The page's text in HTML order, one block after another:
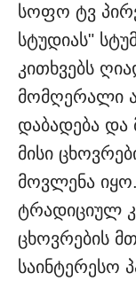
სოფო ტვ
სტუდიას"
კითხვებს
მომღერალი
დაბადება და
მისი
მოვლენა იყო.
ტრადიციულ
ცხოვრების
საინტერესო